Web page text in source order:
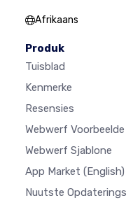
Afrikaans
Produk
Tuisblad
Kenmerke
Resensies
Webwerf Voorbeelde
Webwerf Sjablone
App Market (English)
Nuutste Opdaterings